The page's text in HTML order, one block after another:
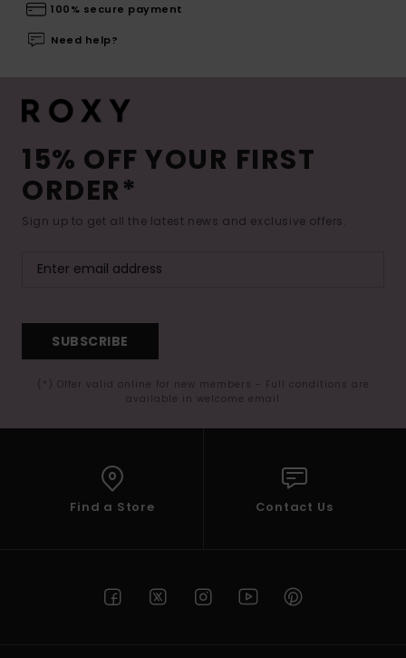
100% secure payment
Need help?
15% OFF YOUR FIRST
ORDER*
Sign up to get all the latest news and exclusive offers.
SUBSCRIBE
(*) Offer valid online for new members - Full conditions are
available in welcome email
Find a Store Contact Us